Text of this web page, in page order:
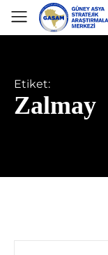
Etiket:
Zalmay